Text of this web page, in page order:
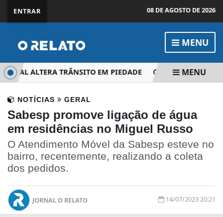
ENTRAR 08 DE AGOSTO DE 2026
MENU
ALTERA TRÂNSITO EM PIEDADE INSCRIÇÕES PARA
MENU
NOTÍCIAS GERAL
Sabesp promove ligação de água
em residências no Miguel Russo
O Atendimento Móvel da Sabesp esteve no
bairro, recentemente, realizando a coleta
dos pedidos.
JORNAL O RELATO 14/07/2023 20:21